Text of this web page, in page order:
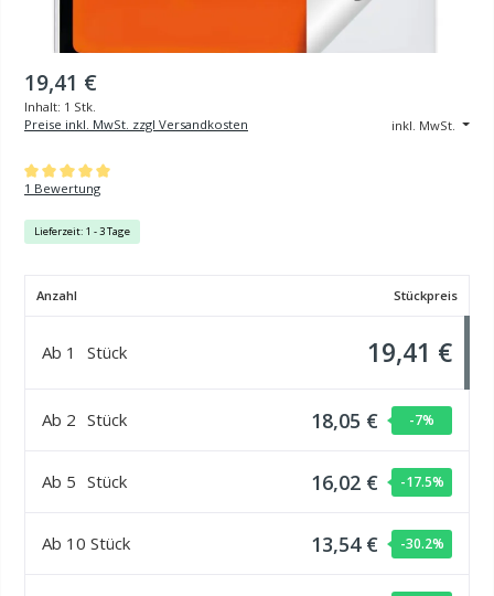
19,41 €
Inhalt: 1 Stk.
inkl. MwSt.
Preise inkl. MwSt. zzgl Versandkosten
Durchschnittliche Bewertung von 5 von 5 Sternen
1 Bewertung
Lieferzeit: 1 - 3 Tage
Anzahl Stückpreis
Ab 1 Stück 19,41 €
Ab 2 Stück 18,05 € -7%
Ab 5 Stück 16,02 € -17.5%
Ab 10 Stück 13,54 € -30.2%